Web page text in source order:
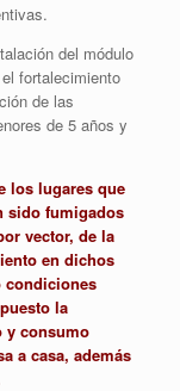
del módulo
fortalecimiento
de las
de 5 años y
los lugares que
sido fumigados
vector, de la
en dichos
condiciones
la
y consumo
a casa, además